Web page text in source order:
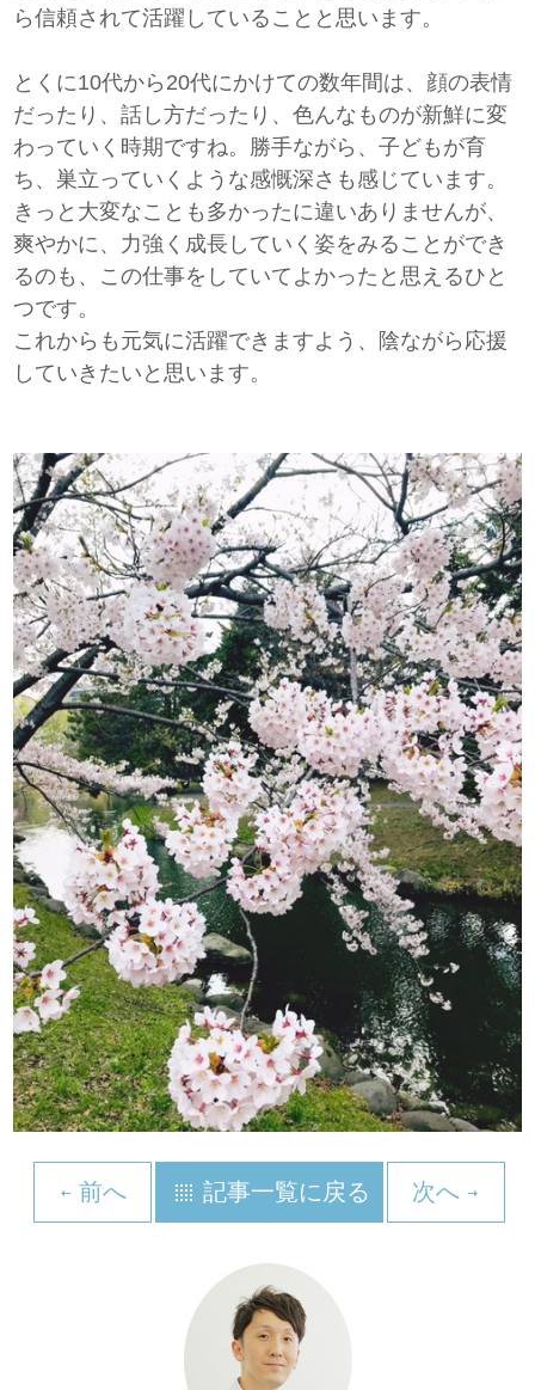
ら信頼されて活躍していることと思います。
とくに10代から20代にかけての数年間は、顔の表情
だったり、話し方だったり、色んなものが新鮮に変
わっていく時期ですね。勝手ながら、子どもが育
ち、巣立っていくような感慨深さも感じています。
きっと大変なことも多かったに違いありませんが、
爽やかに、力強く成長していく姿をみることができ
るのも、この仕事をしていてよかったと思えるひと
つです。
これからも元気に活躍できますよう、陰ながら応援
していきたいと思います。
前へ 記事一覧に戻る 次へ